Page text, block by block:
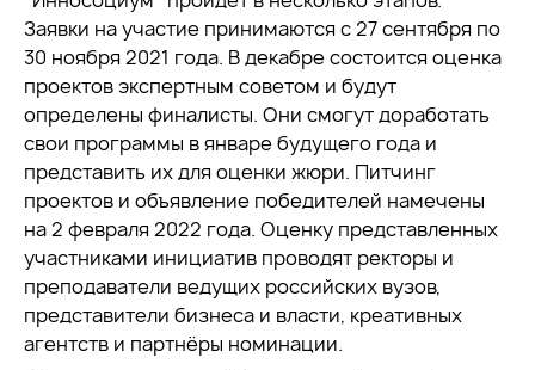
Заявки на участие принимаются с 27 сентября по
30 ноября 2021 года. В декабре состоится оценка
проектов экспертным советом и будут
определены финалисты. Они смогут доработать
свои программы в январе будущего года и
представить их для оценки жюри. Питчинг
проектов и объявление победителей намечены
на 2 февраля 2022 года. Оценку представленных
участниками инициатив проводят ректоры и
преподаватели ведущих российских вузов,
представители бизнеса и власти, креативных
агентств и партнёры номинации.